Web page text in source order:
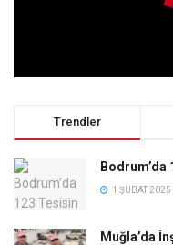
Trendler
Bodrum’da
1 ŞUBAT 2025
Muğla’da